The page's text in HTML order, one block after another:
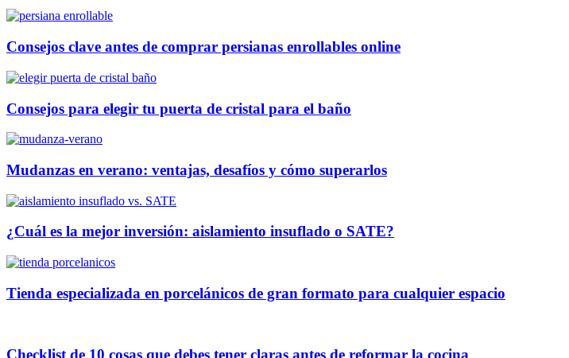
Consejos clave antes de comprar persianas enrollables online
Consejos para elegir tu puerta de cristal para el baño
Mudanzas en verano: ventajas, desafíos y cómo superarlos
¿Cuál es la mejor inversión: aislamiento insuflado o SATE?
Tienda especializada en porcelánicos de gran formato para cualquier espacio